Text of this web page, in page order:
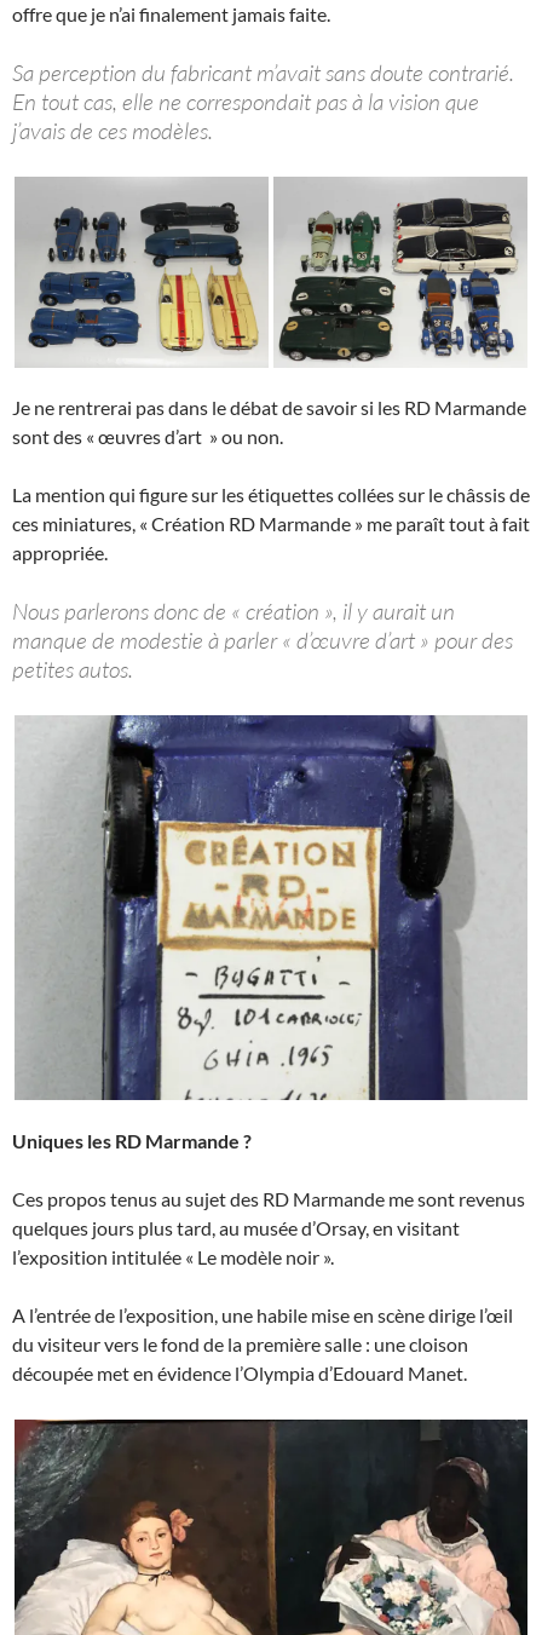
offre que je n’ai finalement jamais faite.
Sa perception du fabricant m’avait sans doute contrarié.
En tout cas, elle ne correspondait pas à la vision que
j’avais de ces modèles.
Je ne rentrerai pas dans le débat de savoir si les RD Marmande
sont des « œuvres d’art » ou non.
La mention qui figure sur les étiquettes collées sur le châssis de
ces miniatures, « Création RD Marmande » me paraît tout à fait
appropriée.
Nous parlerons donc de « création », il y aurait un
manque de modestie à parler « d’œuvre d’art » pour des
petites autos.
Uniques les RD Marmande ?
Ces propos tenus au sujet des RD Marmande me sont revenus
quelques jours plus tard, au musée d’Orsay, en visitant
l’exposition intitulée « Le modèle noir ».
A l’entrée de l’exposition, une habile mise en scène dirige l’œil
du visiteur vers le fond de la première salle : une cloison
découpée met en évidence l’Olympia d’Edouard Manet.